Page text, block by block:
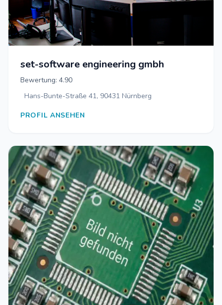
set-software engineering gmbh
Bewertung: 4.90
Hans-Bunte-Straße 41, 90431 Nürnberg
PROFIL ANSEHEN